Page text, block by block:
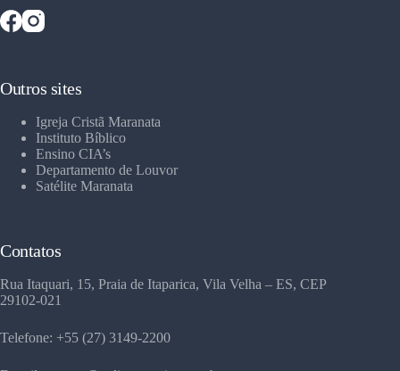
Outros sites
Igreja Cristã Maranata
Instituto Bíblico
Ensino CIA’s
Departamento de Louvor
Satélite Maranata
Contatos
Rua Itaquari, 15, Praia de Itaparica, Vila Velha – ES, CEP
29102-021
Telefone: +55 (27) 3149-2200